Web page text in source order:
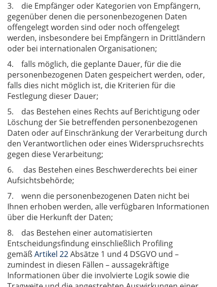
3. die Empfänger oder Kategorien von Empfängern,
gegenüber denen die personenbezogenen Daten
offengelegt worden sind oder noch offengelegt
werden, insbesondere bei Empfängern in Drittländern
oder bei internationalen Organisationen;
4. falls möglich, die geplante Dauer, für die die
personenbezogenen Daten gespeichert werden, oder,
falls dies nicht möglich ist, die Kriterien für die
Festlegung dieser Dauer;
5. das Bestehen eines Rechts auf Berichtigung oder
Löschung der Sie betreffenden personenbezogenen
Daten oder auf Einschränkung der Verarbeitung durch
den Verantwortlichen oder eines Widerspruchsrechts
gegen diese Verarbeitung;
6. das Bestehen eines Beschwerderechts bei einer
Aufsichtsbehörde;
7. wenn die personenbezogenen Daten nicht bei
Ihnen erhoben werden, alle verfügbaren Informationen
über die Herkunft der Daten;
8. das Bestehen einer automatisierten
Entscheidungsfindung einschließlich Profiling
gemäßArtikel 22Absätze 1 und 4 DSGVO und –
zumindest in diesen Fällen – aussagekräftige
Informationen über die involvierte Logik sowie die